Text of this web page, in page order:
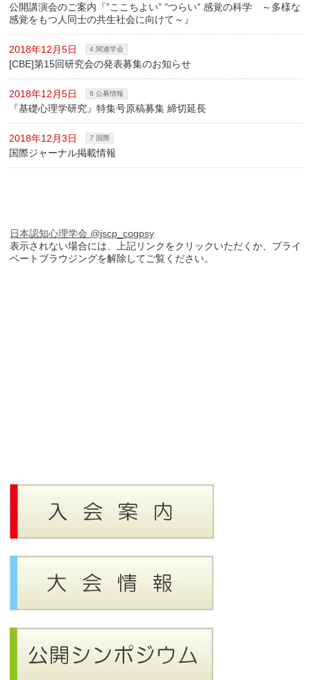
公開講演会のご案内『”ここちよい” ”つらい” 感覚の科学 ～多様な
感覚をもつ人同士の共生社会に向けて～』
2018年12月5日 4 関連学会
[CBE]第15回研究会の発表募集のお知らせ
2018年12月5日 6 公募情報
『基礎心理学研究』特集号原稿募集 締切延長
2018年12月3日 7 国際
国際ジャーナル掲載情報
日本認知心理学会 @jscp_cogpsy
表示されない場合には、上記リンクをクリックいただくか、プライ
ベートブラウジングを解除してご覧ください。